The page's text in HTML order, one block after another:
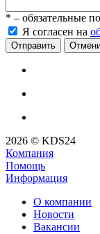
* – обязательные
Я согласен на
2026 © KDS24
Компания
Помощь
Информация
О компании
Новости
Вакансии